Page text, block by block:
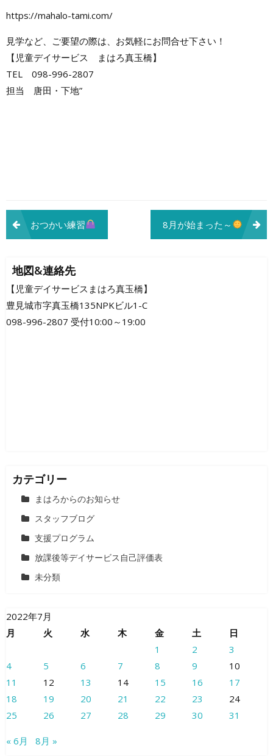
https://mahalo-tami.com/
見学など、ご要望の際は、お気軽にお問合せ下さい！
【児童デイサービス まはろ真玉橋】
TEL 098-996-2807
担当 唐田・下地”
投
稿
ナ
ビ
ゲ
おつかい練習 8月が始まった～
地図&連絡先
【児童デイサービスまはろ真玉橋】
豊見城市字真玉橋135NPKビル1-C
098-996-2807 受付10:00～19:00
カテゴリー
まはろからのお知らせ
スタッフブログ
支援プログラム
放課後等デイサービス自己評価表
未分類
2022年7月
月
火 水 木 金 土
日
1
2
3
4
5 6 7 8 9
10
11
12 13 14 15 16
17
18
19 20 21 22 23
24
25
26 27 28 29 30 31
« 6月 8月 »